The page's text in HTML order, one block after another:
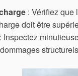
: Vérifiez que
doit être
: Inspectez